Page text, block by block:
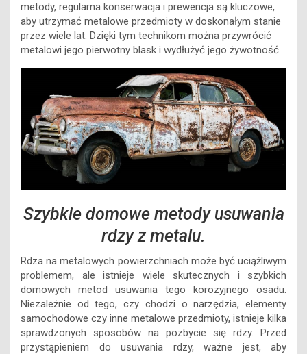
metody, regularna konserwacja i prewencja są kluczowe,
aby utrzymać metalowe przedmioty w doskonałym stanie
przez wiele lat. Dzięki tym technikom można przywrócić
metalowi jego pierwotny blask i wydłużyć jego żywotność.
Szybkie domowe metody usuwania
rdzy z metalu.
Rdza na metalowych powierzchniach może być uciążliwym
problemem, ale istnieje wiele skutecznych i szybkich
domowych metod usuwania tego korozyjnego osadu.
Niezależnie od tego, czy chodzi o narzędzia, elementy
samochodowe czy inne metalowe przedmioty, istnieje kilka
sprawdzonych sposobów na pozbycie się rdzy. Przed
przystąpieniem do usuwania rdzy, ważne jest, aby